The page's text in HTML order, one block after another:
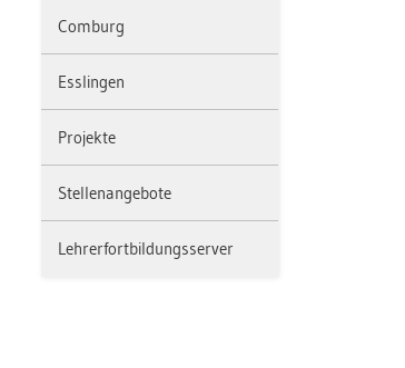
Com­burg
Ess­lin­gen
Pro­jek­te
Stel­len­an­ge­bo­te
Leh­rer­fort­bil­dungs­ser­ver